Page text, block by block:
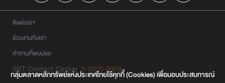
ติดต่อเรา
ร่วมงานกับเรา
คำถามที่พบบ่อย
SET Contact Center 0 2009 9999
กลุ่มตลาดหลักทรัพย์แห่งประเทศไทยใช้คุกกี้ (Cookies) เพื่อมอบประสบการณ์